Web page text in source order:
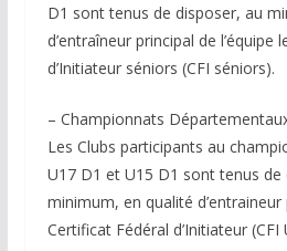
D1 sont tenus de disposer, au
d’entraîneur principal de l’équipe
d’Initiateur séniors (CFI séniors).
– Championnats
Les Clubs participants au
U17 D1 et U15 D1 sont tenus de
minimum, en qualité d’entraineur
Certificat Fédéral d’Initiateur (CFI